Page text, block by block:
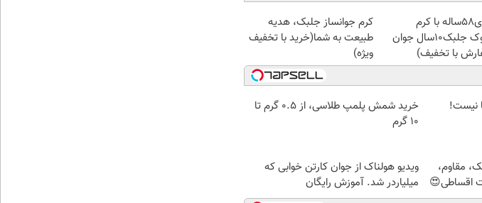
این آقای58ساله با کرم
ضدچروک جلبک10سال جوان
با تخفیف)
کرم جوانساز جلبک، هدیه
طبیعت به شما(خرید با تخفیف
ویژه)
رویا نیست!
خرید شمش پلمپ طلاسی، از ۰.۵ گرم تا
۱۰ گرم
مقاوم،
اقساطی😍
ویدیو هولناک از جوان کارتن خوابی که
میلیاردر شد. آموزش رایگان